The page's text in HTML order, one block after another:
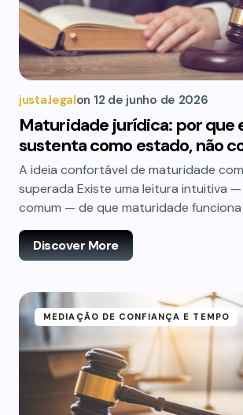
justa.legalon 12 de junho de 2026
Maturidade jurídica: por que
sustenta como estado, não
A ideia confortável de maturidade
superada Existe uma leitura intuitiva
comum — de que maturidade
Discover More
MEDIAÇÃO DE CONFIANÇA E TEMPO